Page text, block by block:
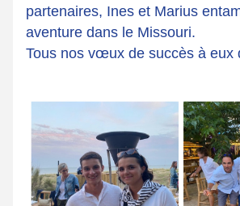
partenaires, Ines et Marius
aventure dans le Missouri.
Tous nos vœux de succès à eux